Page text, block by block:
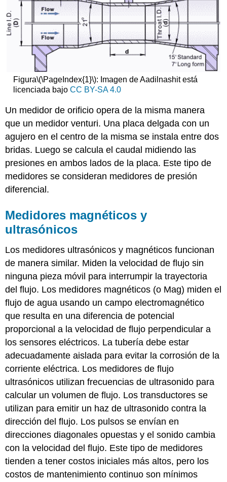
Figura\(\PageIndex{1}\): Imagen de Aadilnashit está
licenciada bajo CC BY-SA 4.0
Un medidor de orificio opera de la misma manera
que un medidor venturi. Una placa delgada con un
agujero en el centro de la misma se instala entre dos
bridas. Luego se calcula el caudal midiendo las
presiones en ambos lados de la placa. Este tipo de
medidores se consideran medidores de presión
diferencial.
Medidores magnéticos y
ultrasónicos
Los medidores ultrasónicos y magnéticos funcionan
de manera similar. Miden la velocidad de flujo sin
ninguna pieza móvil para interrumpir la trayectoria
del flujo. Los medidores magnéticos (o Mag) miden el
flujo de agua usando un campo electromagnético
que resulta en una diferencia de potencial
proporcional a la velocidad de flujo perpendicular a
los sensores eléctricos. La tubería debe estar
adecuadamente aislada para evitar la corrosión de la
corriente eléctrica. Los medidores de flujo
ultrasónicos utilizan frecuencias de ultrasonido para
calcular un volumen de flujo. Los transductores se
utilizan para emitir un haz de ultrasonido contra la
dirección del flujo. Los pulsos se envían en
direcciones diagonales opuestas y el sonido cambia
con la velocidad del flujo. Este tipo de medidores
tienden a tener costos iniciales más altos, pero los
costos de mantenimiento continuo son mínimos